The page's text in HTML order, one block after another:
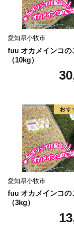
愛知県小牧市
fuu オカメインコの
（10kg）
愛知県小牧市
fuu オカメインコの
（3kg）